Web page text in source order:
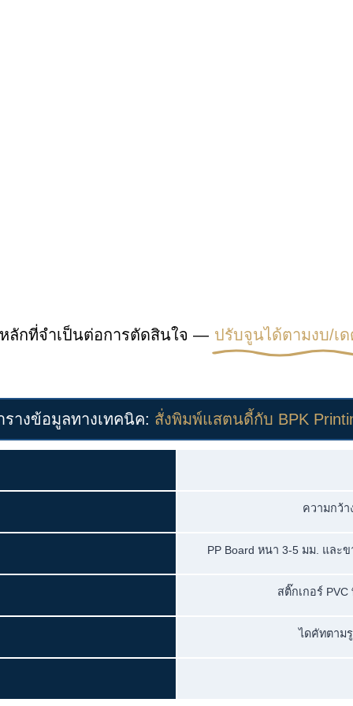
ลักที่จำเป็นต่อการตัดสินใจ — ปรับจูนได้ตามงบ/เ
รางข้อมูลทางเทคนิค: สั่งพิมพ์แสตนดี้กับ BPK
ความกว้า
PP Board หนา 3-5 มม. และ
สติ๊กเกอร์
ไดคัทตาม